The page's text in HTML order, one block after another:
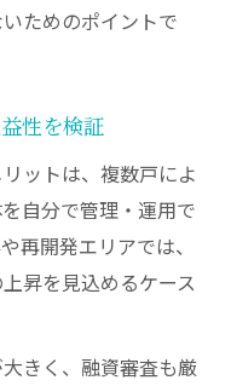
ためのポイントで
性を検証
ットは、複数戸によ
自分で管理・運用で
再開発エリアでは、
昇を見込めるケース
きく、融資審査も厳